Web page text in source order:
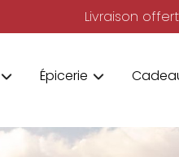
Livraison
Épicerie